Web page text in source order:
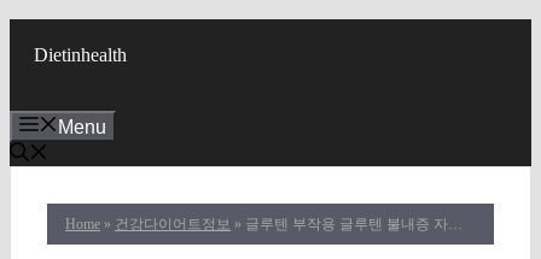
Dietinhealth
Menu
Home » 건강다이어트정보 » 글루텐 부작용 글루텐 불내증 자세히 알아보자, 완벽 가이드